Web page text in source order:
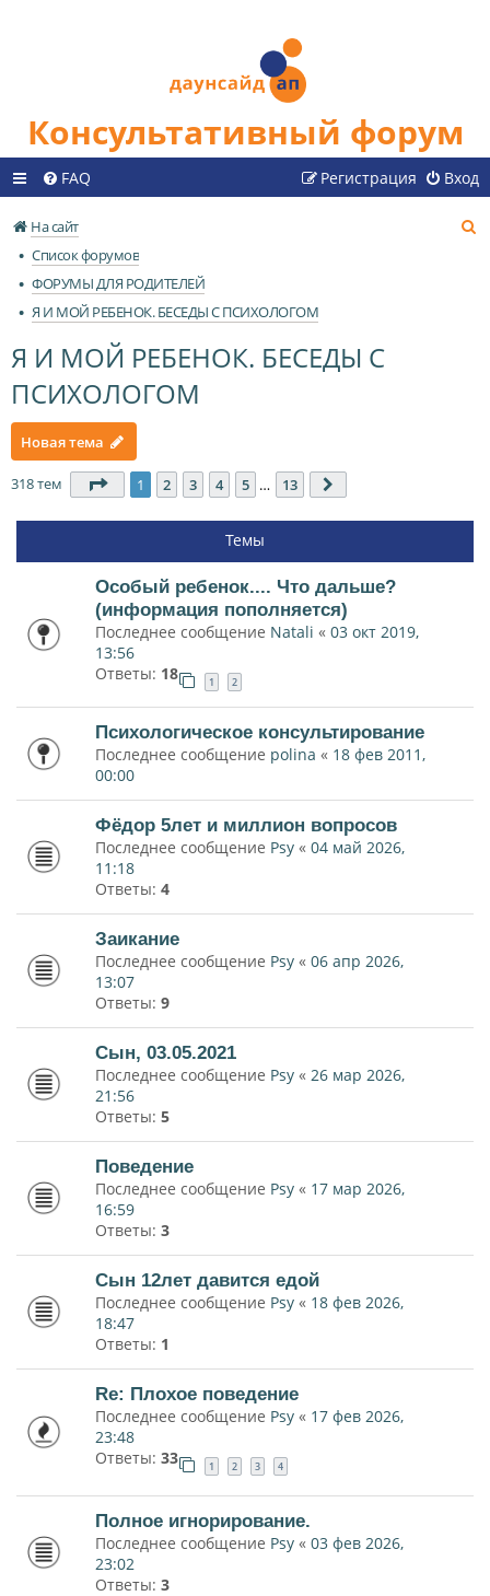
Консультативный форум
FAQ Вход
Регистрация
На сайт
Список форумов
ФОРУМЫ ДЛЯ РОДИТЕЛЕЙ
Я И МОЙ РЕБЕНОК. БЕСЕДЫ С ПСИХОЛОГОМ
Я И МОЙ РЕБЕНОК. БЕСЕДЫ С
ПСИХОЛОГОМ
Новая тема
318 тем Страница 1из 13
1 2 3 4 5 … 13
Темы
Особый ребенок.... Что дальше?
(информация пополняется)
Последнее сообщение Natali « 03 окт 2019,
13:56
Ответы: 18 1 2
Психологическое консультирование
Последнее сообщение polina « 18 фев 2011,
00:00
Фёдор 5лет и миллион вопросов
Последнее сообщение Psy « 04 май 2026,
11:18
Ответы: 4
Заикание
Последнее сообщение Psy « 06 апр 2026,
13:07
Ответы: 9
Сын, 03.05.2021
Последнее сообщение Psy « 26 мар 2026,
21:56
Ответы: 5
Поведение
Последнее сообщение Psy « 17 мар 2026,
16:59
Ответы: 3
Сын 12лет давится едой
Последнее сообщение Psy « 18 фев 2026,
18:47
Ответы: 1
Re: Плохое поведение
Последнее сообщение Psy « 17 фев 2026,
23:48
Ответы: 33 1 2 3 4
Полное игнорирование.
Последнее сообщение Psy « 03 фев 2026,
23:02
Ответы: 3